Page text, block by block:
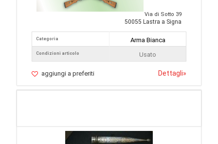
Via di Sotto 39
50055 Lastra a Signa
Categoria
Condizioni articolo
Arma Bianca
Usato
aggiungi a preferiti Dettagli»